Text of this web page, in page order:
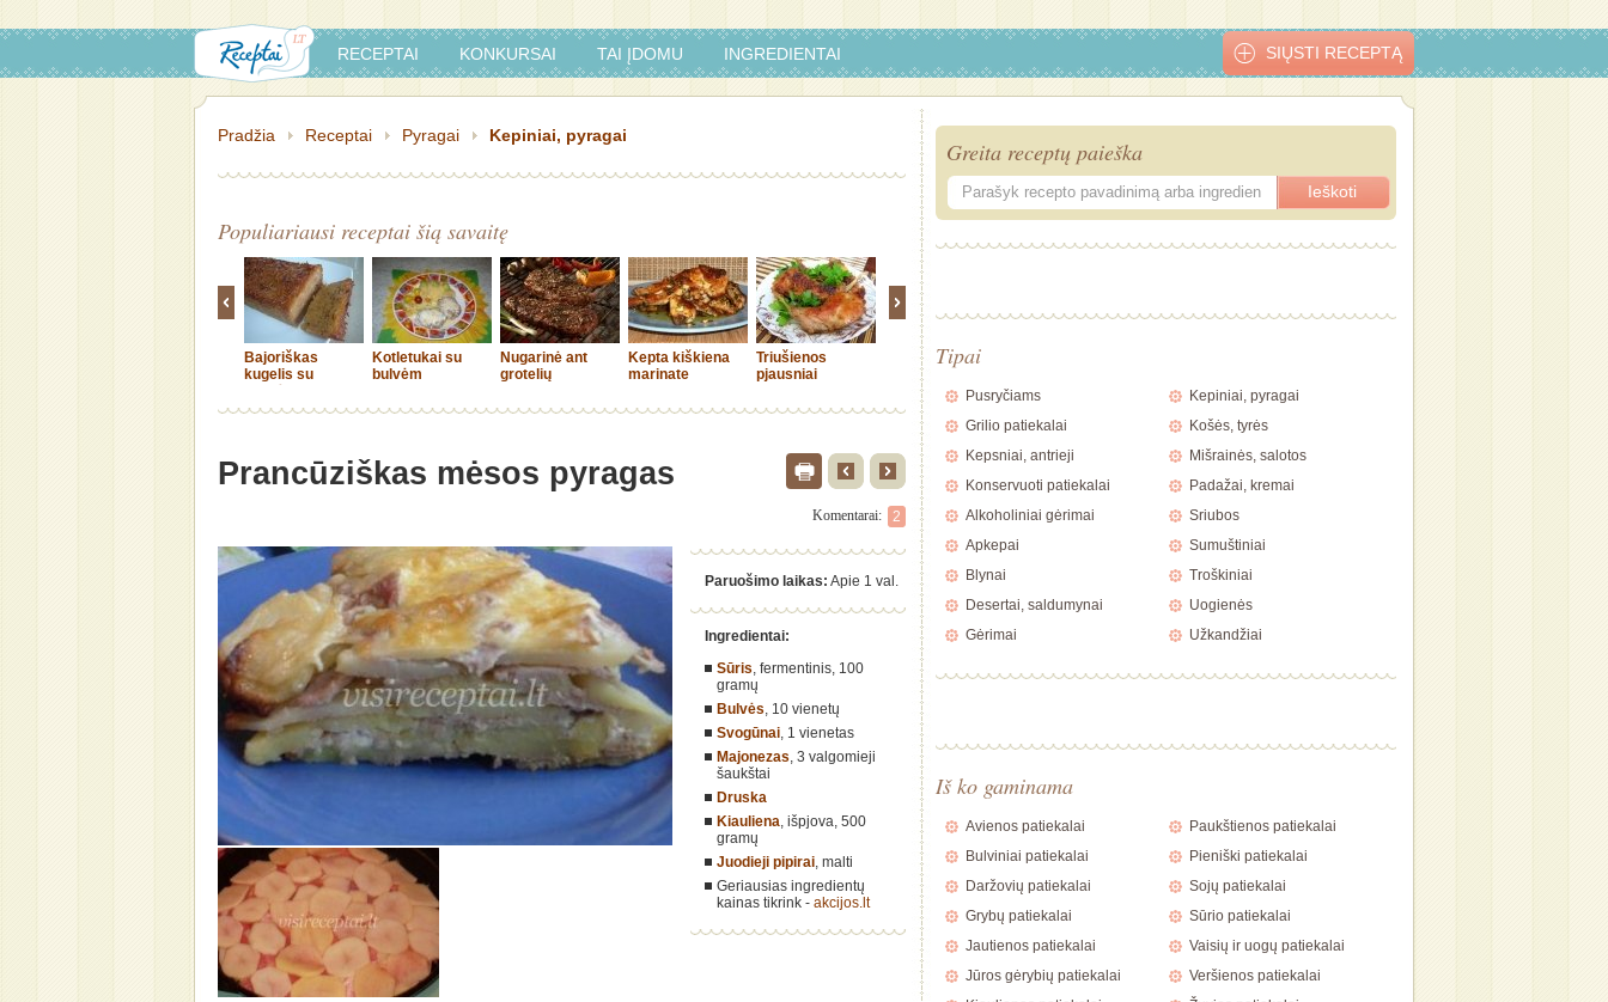
RECEPTAI KONKURSAI TAI ĮDOMU INGREDIENTAI SIŲSTI RECEPTĄ
Pradžia Receptai Pyragai Kepiniai, pyragai
Populiariausi receptai šią savaitę
Bajoriškas
kugelis su
Kotletukai su
bulvėm
Nugarinė ant
grotelių
Kepta kiškiena
marinate
Triušienos
pjausniai
Kiauliena
troškinta su
ryžiais ir
pomidorais
Prancūziškas mėsos pyragas
Komentarai: 2
Paruošimo laikas: Apie 1 val.
Ingredientai:
Sūris, fermentinis, 100
gramų
Bulvės, 10 vienetų
Svogūnai, 1 vienetas
Majonezas, 3 valgomieji
šaukštai
Druska
Kiauliena, išpjova, 500
gramų
Juodieji pipirai, malti
Geriausias ingredientų
kainas tikrink - akcijos.lt
Greita receptų paieška
Tipai
Pusryčiams
Grilio patiekalai
Kepsniai, antrieji
Konservuoti patiekalai
Alkoholiniai gėrimai
Apkepai
Blynai
Desertai, saldumynai
Gėrimai
Kepiniai, pyragai
Košės, tyrės
Mišrainės, salotos
Padažai, kremai
Sriubos
Sumuštiniai
Troškiniai
Uogienės
Užkandžiai
Iš ko gaminama
Avienos patiekalai
Bulviniai patiekalai
Daržovių patiekalai
Grybų patiekalai
Jautienos patiekalai
Jūros gėrybių patiekalai
Paukštienos patiekalai
Pieniški patiekalai
Sojų patiekalai
Sūrio patiekalai
Vaisių ir uogų patiekalai
Veršienos patiekalai